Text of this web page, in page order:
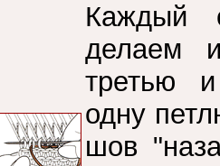
Каждый
делаем
третью
одну
шов